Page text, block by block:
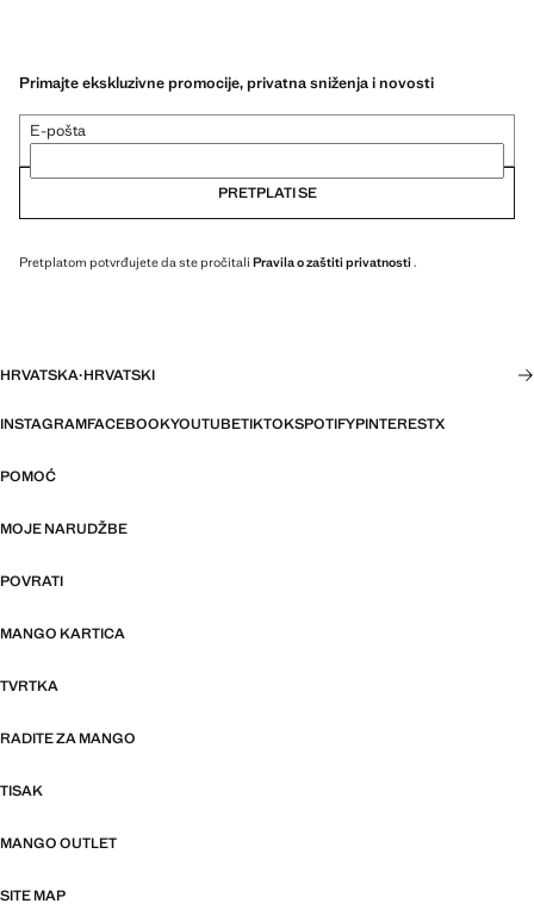
Primajte ekskluzivne promocije, privatna sniženja i novosti
E-pošta
PRETPLATI SE
Pretplatom potvrđujete da ste pročitali Pravila o zaštiti privatnosti .
HRVATSKA·HRVATSKI
INSTAGRAMFACEBOOKYOUTUBETIKTOKSPOTIFYPINTERESTX
POMOĆ
MOJE NARUDŽBE
POVRATI
MANGO KARTICA
TVRTKA
RADITE ZA MANGO
TISAK
MANGO OUTLET
SITE MAP